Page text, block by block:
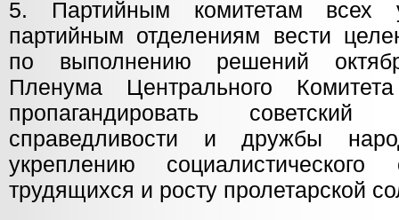
5. Партийным комитетам всех
партийным отделениям вести
по выполнению решений
Пленума Центрального
пропагандировать
справедливости и дружбы
укреплению
трудящихся и росту пролетарской